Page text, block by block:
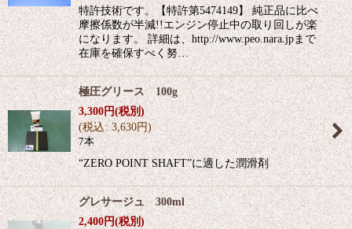
特許技術です。【特許第5474149】 純正品に比べ
摩擦係数が半減!!エンジン停止中の取り回しが楽
になります。 詳細は、http://www.peo.nara.jpまで
在庫を確保すべく努…
極圧グリース 100g
3,300円(税別)
(税込: 3,630円)
7本
“ZERO POINT SHAFT”に適した潤滑剤
グレサージュ 300ml
2,400円(税別)